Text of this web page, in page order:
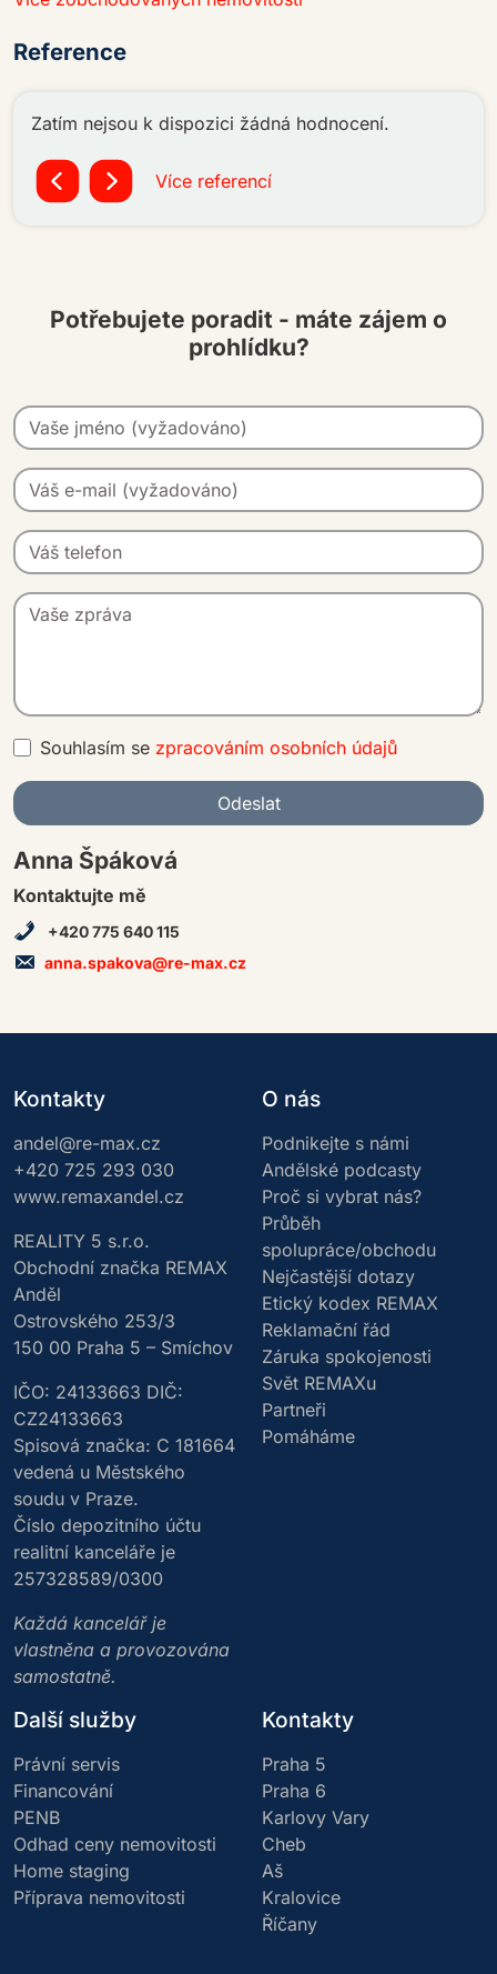
Reference
Zatím nejsou k dispozici žádná hodnocení.
Více referencí
Potřebujete poradit - máte zájem o
prohlídku?
Souhlasím se zpracováním osobních údajů
Odeslat
A
e
r
n
:
Anna Špáková
Kontaktujte mě
+420 775 640 115
anna.spakova@re-max.cz
Kontakty
andel@re-max.cz
+420 725 293 030
www.remaxandel.cz
REALITY 5 s.r.o.
Obchodní značka REMAX
Anděl
Ostrovského 253/3
150 00 Praha 5 – Smíchov
IČO: 24133663 DIČ:
CZ24133663
Spisová značka: C 181664
vedená u Městského
soudu v Praze.
Číslo depozitního účtu
realitní kanceláře je
257328589/0300
Každá kancelář je
vlastněna a provozována
samostatně.
O nás
Podnikejte s námi
Andělské podcasty
Proč si vybrat nás?
Průběh
spolupráce/obchodu
Nejčastější dotazy
Etický kodex REMAX
Reklamační řád
Záruka spokojenosti
Svět REMAXu
Partneři
Pomáháme
Další služby
Právní servis
Financování
PENB
Odhad ceny nemovitosti
Home staging
Příprava nemovitosti
Kontakty
Praha 5
Praha 6
Karlovy Vary
Cheb
Aš
Kralovice
Říčany